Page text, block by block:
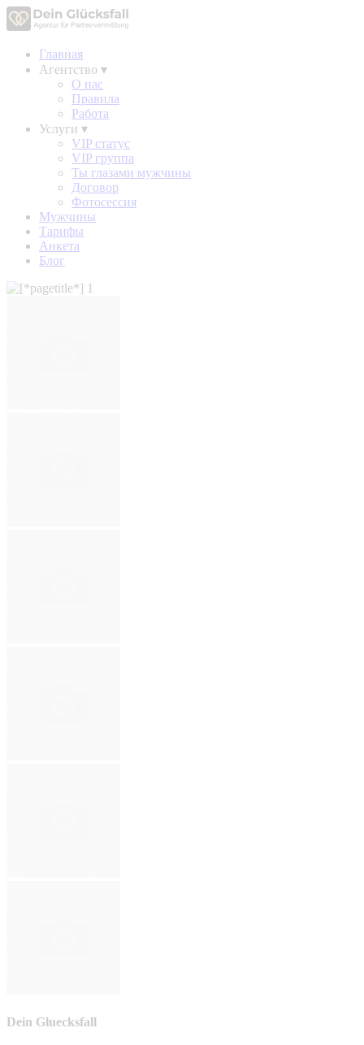
Главная
Агентство ▾
О нас
Правила
Работа
Услуги ▾
VIP статус
VIP группа
Ты глазами мужчины
Договор
Фотосессия
Мужчины
Тарифы
Анкета
Блог
Dein Gluecksfall